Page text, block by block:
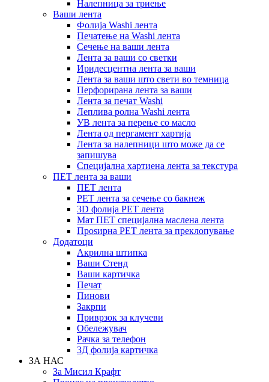
Налепница за триење
Ваши лента
Фолија Washi лента
Печатење на Washi лента
Сечење на ваши лента
Лента за ваши со светки
Иридесцентна лента за ваши
Лента за ваши што свети во темница
Перфорирана лента за ваши
Лента за печат Washi
Леплива ролна Washi лента
УВ лента за перење со масло
Лента од пергамент хартија
Лента за налепници што може да се
запишува
Специјална хартиена лента за текстура
ПЕТ лента за ваши
ПЕТ лента
PET лента за сечење со бакнеж
3D фолија PET лента
Мат ПЕТ специјална маслена лента
Проѕирна PET лента за преклопување
Додатоци
Акрилна штипка
Ваши Стенд
Ваши картичка
Печат
Пинови
Закрпи
Приврзок за клучеви
Обележувач
Рачка за телефон
3Д фолија картичка
ЗА НАС
За Мисил Крафт